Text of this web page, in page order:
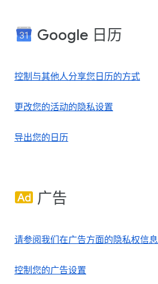
Google 日历
控制与其他人分享您日历的方式
更改您的活动的隐私设置
导出您的日历
广告
请参阅我们在广告方面的隐私权信息
控制您的广告设置